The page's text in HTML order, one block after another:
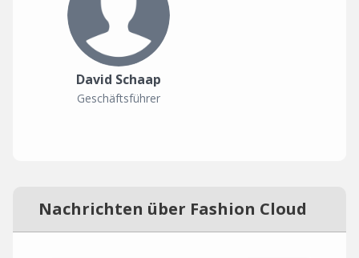
David Schaap
Geschäftsführer
Nachrichten über Fashion Cloud